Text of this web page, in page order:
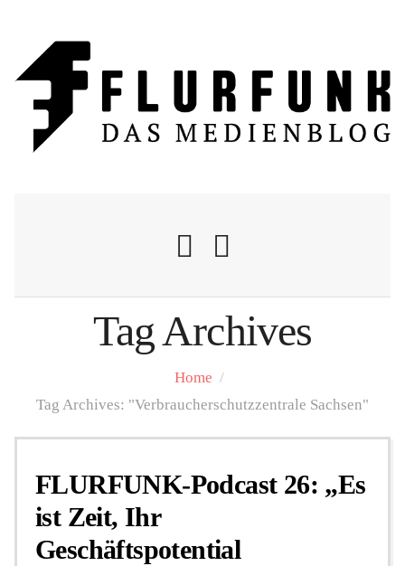
Nachrichten
Flurschelte
Hintergrund
Tag Archives
Home /
Tag Archives: "Verbraucherschutzzentrale Sachsen"
FLURFUNK-Podcast 26: „Es
ist Zeit, Ihr
Geschäftspotential